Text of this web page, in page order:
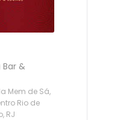
&
Mem de Sá,
Rio de
RJ